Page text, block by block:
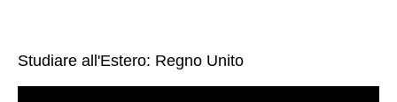
Studiare all'Estero: Regno Unito